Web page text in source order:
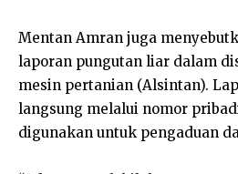
Mentan Amran juga
laporan pungutan liar dalam
mesin pertanian (Alsintan).
langsung melalui nomor
digunakan untuk pengaduan